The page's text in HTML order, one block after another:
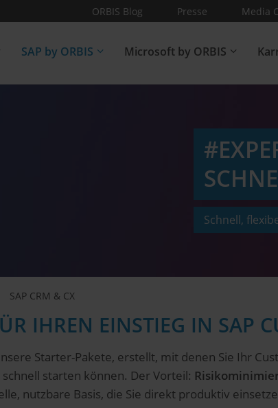
ORBIS Blog Presse Media
SAP by ORBIS Microsoft by ORBIS
Schnell,
SAP CRM & CX
IHREN EINSTIEG IN SAP
Starter-Pakete, erstellt, mit denen Sie Ihr
starten können. Der Vorteil:
nutzbare Basis, die Sie direkt produktiv